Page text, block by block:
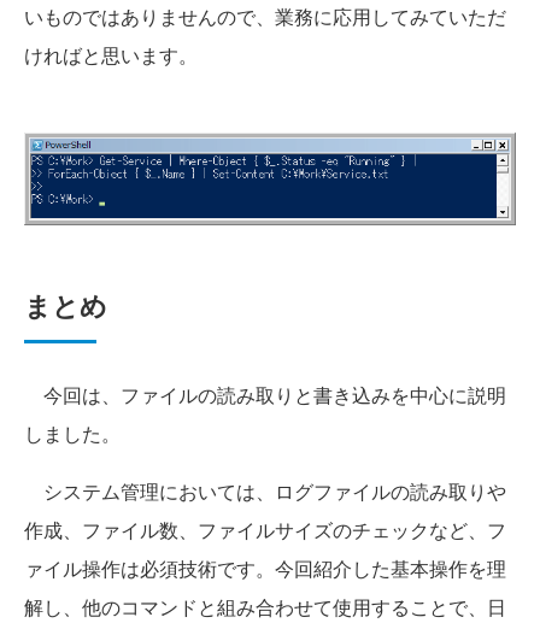
いものではありませんので、業務に応用してみていただ
ければと思います。
まとめ
今回は、ファイルの読み取りと書き込みを中心に説明
しました。
システム管理においては、ログファイルの読み取りや
作成、ファイル数、ファイルサイズのチェックなど、フ
ァイル操作は必須技術です。今回紹介した基本操作を理
解し、他のコマンドと組み合わせて使用することで、日